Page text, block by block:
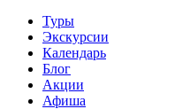
Туры
Экскурсии
Календарь
Блог
Акции
Афиша